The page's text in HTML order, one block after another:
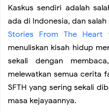
Kenapa Waktu
Demo di Grahadi
Penghasilan
Kaskus sendiri adalah
ada di Indonesia, dan
Stories From The Heart
menuliskan kisah hidup
sekali dengan
melewatkan semua cerita
SFTH yang sering sekali
masa kejayaannya.